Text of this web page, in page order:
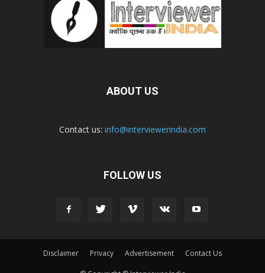
ABOUT US
Contact us: info@interviewerindia.com
FOLLOW US
Disclaimer Privacy Advertisement Contact Us